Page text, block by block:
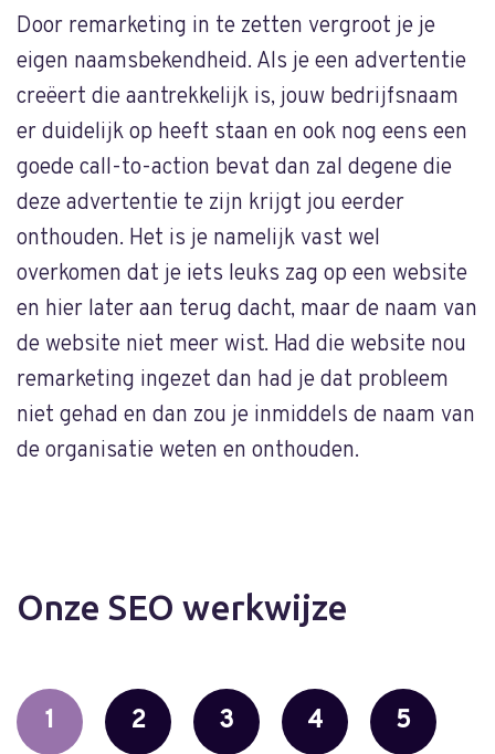
Door remarketing in te zetten vergroot je je
eigen naamsbekendheid. Als je een advertentie
creëert die aantrekkelijk is, jouw bedrijfsnaam
er duidelijk op heeft staan en ook nog eens een
goede call-to-action bevat dan zal degene die
deze advertentie te zijn krijgt jou eerder
onthouden. Het is je namelijk vast wel
overkomen dat je iets leuks zag op een website
en hier later aan terug dacht, maar de naam van
de website niet meer wist. Had die website nou
remarketing ingezet dan had je dat probleem
niet gehad en dan zou je inmiddels de naam van
de organisatie weten en onthouden.
Onze SEO werkwijze
1 2 3 4 5